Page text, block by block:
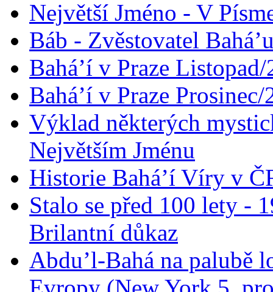
Největší Jméno - V
Báb - Zvěstovatel
Bahá’í v Praze
Bahá’í v Praze Prosinec/
Výklad některých
Největším Jménu
Historie Bahá’í Víry v
Stalo se před 100 lety -
Brilantní důkaz
Abdu’l-Bahá na palubě